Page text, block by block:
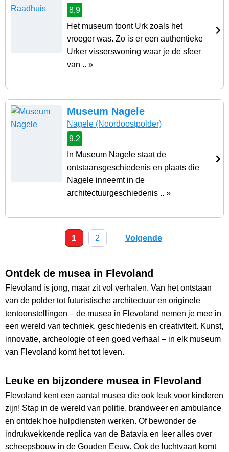
8,9
Het museum toont Urk zoals het
vroeger was. Zo is er een authentieke
Urker visserswoning waar je de sfeer
van .. »
Museum Nagele
Nagele (Noordoostpolder)
9,2
In Museum Nagele staat de
ontstaansgeschiedenis en plaats die
Nagele inneemt in de
architectuurgeschiedenis .. »
1 2 Volgende
Ontdek de musea in Flevoland
Flevoland is jong, maar zit vol verhalen. Van het ontstaan
van de polder tot futuristische architectuur en originele
tentoonstellingen – de musea in Flevoland nemen je mee in
een wereld van techniek, geschiedenis en creativiteit. Kunst,
innovatie, archeologie of een goed verhaal – in elk museum
van Flevoland komt het tot leven.
Leuke en bijzondere musea in Flevoland
Flevoland kent een aantal musea die ook leuk voor kinderen
zijn! Stap in de wereld van politie, brandweer en ambulance
en ontdek hoe hulpdiensten werken. Of bewonder de
indrukwekkende replica van de Batavia en leer alles over
scheepsbouw in de Gouden Eeuw. Ook de luchtvaart komt